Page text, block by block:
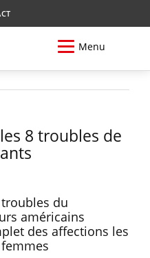
Menu
8 troubles de
du
américains
des affections les